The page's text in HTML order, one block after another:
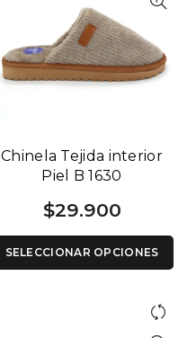
Chinela Tejida interior
Piel B 1630
$29.900
SELECCIONAR OPCIONES